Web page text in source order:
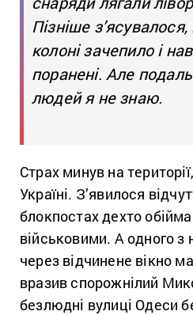
Пізніше
колоні зачепило і
поранені. Але
людей я не знаю.
Страх минув на
Україні. З’явилося
блокпостах дехто
військовими. А одного з
через відчинене вікно
вразив спорожнілий
безлюдні вулиці Одеси